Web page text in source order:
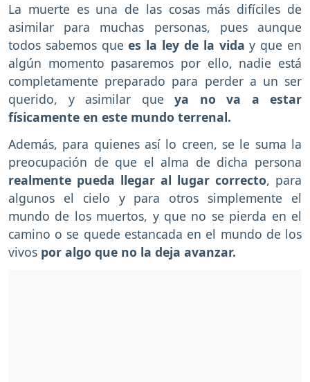
La muerte es una de las cosas más difíciles de
asimilar para muchas personas, pues aunque
todos sabemos quees la ley de la vida y que en
algún momento pasaremos por ello, nadie está
completamente preparado para perder a un ser
querido, y asimilar que ya no va a estar
físicamente en este mundo terrenal.
Además, para quienes así lo creen, se le suma la
preocupación de que el alma de dicha persona
realmente pueda llegar al lugar correcto, para
algunos el cielo y para otros simplemente el
mundo de los muertos, y que no se pierda en el
camino o se quede estancada en el mundo de los
vivos por algo que no la deja avanzar.